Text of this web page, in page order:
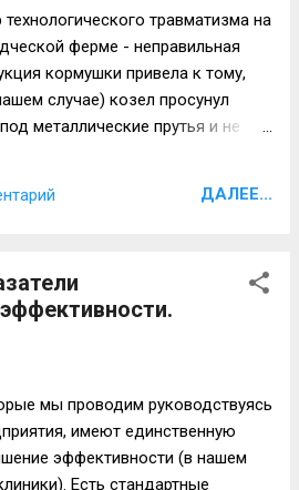
травматизма на
ферме - неправильная
кормушки привела к тому,
случае) козел просунул
металлические прутья и не
козла из плена бездумных
- все козы и козлы попадают
ситуации, как правило,
и нет рабочих. Поэтому,
службы должен обладать
силой, чтобы разгибать
прутья кормушек и
ДАЛЕЕ...
мы проводим руководствуясь
имеют единственную
эффективности (в нашем
Есть стандартные